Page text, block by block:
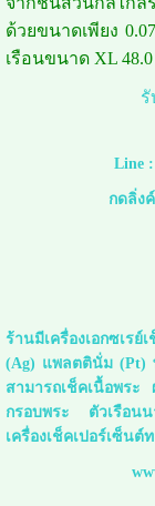
ด้วยขนาดเพียง
เรือนขนาด XL
รั
Line
กดลิ่ง
ร้านมีเครื่องเอกซเร
(Ag) แพลตตินั่ม (Pt)
สามารถเช็คเนื้อพระ
กรอบพระ ตัวเรือน
เครื่องเช็คเปอร์เซ็นต์